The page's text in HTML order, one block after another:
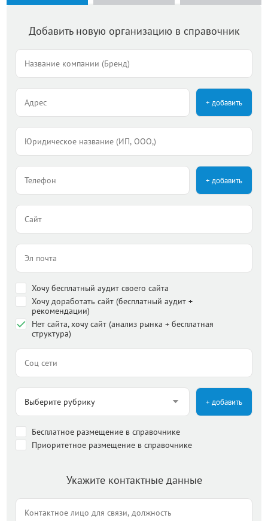
Добавить новую организацию в справочник
+ добавить
+ добавить
Хочу бесплатный аудит своего сайта
Хочу доработать сайт (бесплатный аудит +
рекомендации)
Нет сайта, хочу сайт (анализ рынка + бесплатная
структура)
+ добавить
Бесплатное размещение в справочнике
Приоритетное размещение в справочнике
Укажите контактные данные